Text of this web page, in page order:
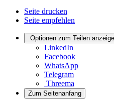
Seite drucken
Seite empfehlen
Optionen zum Teilen
LinkedIn
Facebook
WhatsApp
Telegram
Threema
Zum Seitenanfang